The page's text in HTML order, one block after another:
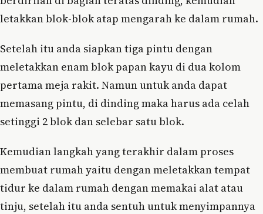
letakkan blok-blok atap mengarah ke dalam rumah.
Setelah itu anda siapkan tiga pintu dengan
meletakkan enam blok papan kayu di dua kolom
pertama meja rakit. Namun untuk anda dapat
memasang pintu, di dinding maka harus ada celah
setinggi 2 blok dan selebar satu blok.
Kemudian langkah yang terakhir dalam proses
membuat rumah yaitu dengan meletakkan tempat
tidur ke dalam rumah dengan memakai alat atau
tinju, setelah itu anda sentuh untuk menyimpannya